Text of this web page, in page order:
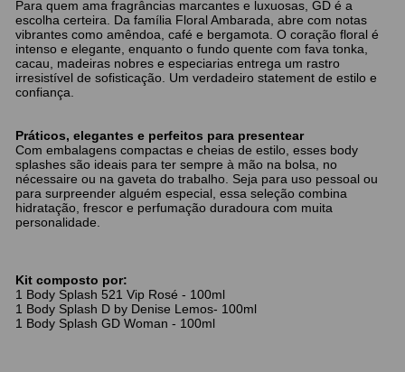
Para quem ama fragrâncias marcantes e luxuosas, GD é a
escolha certeira. Da família Floral Ambarada, abre com notas
vibrantes como amêndoa, café e bergamota. O coração floral é
intenso e elegante, enquanto o fundo quente com fava tonka,
cacau, madeiras nobres e especiarias entrega um rastro
irresistível de sofisticação. Um verdadeiro statement de estilo e
confiança.
Práticos, elegantes e perfeitos para presentear
Com embalagens compactas e cheias de estilo, esses body
splashes são ideais para ter sempre à mão na bolsa, no
nécessaire ou na gaveta do trabalho. Seja para uso pessoal ou
para surpreender alguém especial, essa seleção combina
hidratação, frescor e perfumação duradoura com muita
personalidade.
Kit composto por:
1 Body Splash 521 Vip Rosé - 100ml
1 Body Splash D by Denise Lemos- 100ml
1 Body Splash GD Woman - 100ml